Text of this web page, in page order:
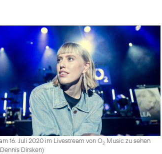
16. Juli 2020 im Livestream von O2Music zu sehen
Dirsken)